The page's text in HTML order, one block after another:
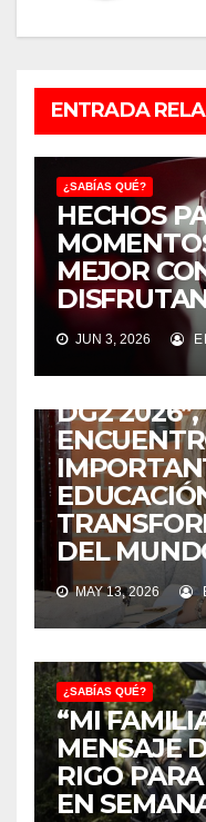
ENTRADA
¿SABÍAS QUÉ?
HECHOS
MEJOR
JUN 3, 2026
“LA
DG2
DEL
MAY 13, 2026
¿SABÍAS QUÉ?
“MI
MENSAJE
RIGO
EN